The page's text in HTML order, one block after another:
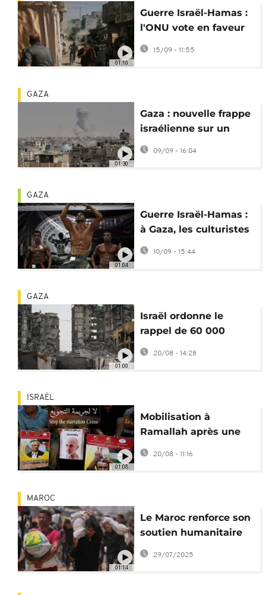
01:10
Guerre Israël-Hamas :
l'ONU vote en faveur
d'une solution à deux
États
15/09 - 11:55
01:30
GAZA
Gaza : nouvelle frappe
israélienne sur un
camp de déplacés
09/09 - 16:04
01:04
GAZA
Guerre Israël-Hamas :
à Gaza, les culturistes
face à la crise
10/09 - 15:44
01:00
GAZA
Israël ordonne le
rappel de 60 000
réservistes pour la
prise de Gaza-City
20/08 - 14:28
01:08
ISRAËL
Mobilisation à
Ramallah après une
vidéo de Marwan
Barghouti en prison
20/08 - 11:16
01:14
MAROC
Le Maroc renforce son
soutien humanitaire
et agricole aux
Palestiniens
29/07/2025